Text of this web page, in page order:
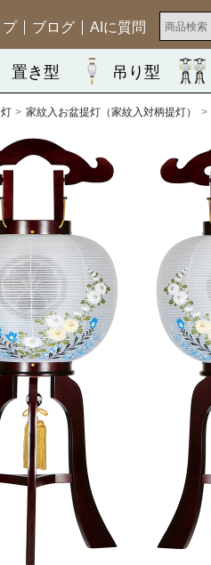
プ ブログ AIに質問
置き型 吊り型
家紋入お盆提灯（家紋入対柄提灯）